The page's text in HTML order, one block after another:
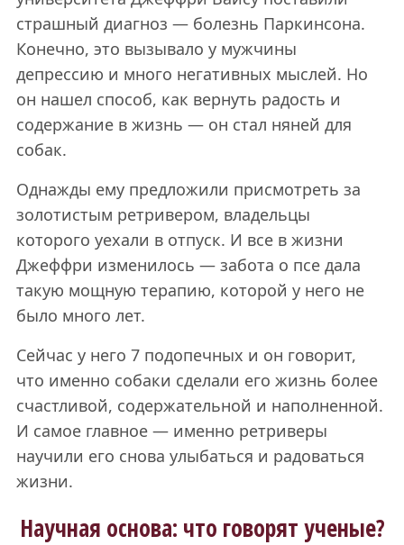
страшный диагноз — болезнь Паркинсона.
Конечно, это вызывало у мужчины
депрессию и много негативных мыслей. Но
он нашел способ, как вернуть радость и
содержание в жизнь — он стал няней для
собак.
Однажды ему предложили присмотреть за
золотистым ретривером, владельцы
которого уехали в отпуск. И все в жизни
Джеффри изменилось — забота о псе дала
такую мощную терапию, которой у него не
было много лет.
Сейчас у него 7 подопечных и он говорит,
что именно собаки сделали его жизнь более
счастливой, содержательной и наполненной.
И самое главное — именно ретриверы
научили его снова улыбаться и радоваться
жизни.
Научная основа: что говорят ученые?